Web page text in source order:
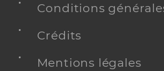
Conditions
Crédits
Mentions légales